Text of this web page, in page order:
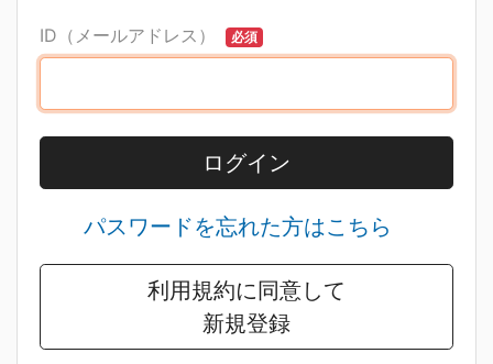
ID（メールアドレス） 必須
ログイン
パスワードを忘れた方はこちら
利用規約に同意して
新規登録